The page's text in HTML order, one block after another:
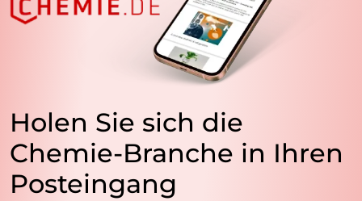
Holen Sie sich die
Chemie-Branche in Ihren
Posteingang